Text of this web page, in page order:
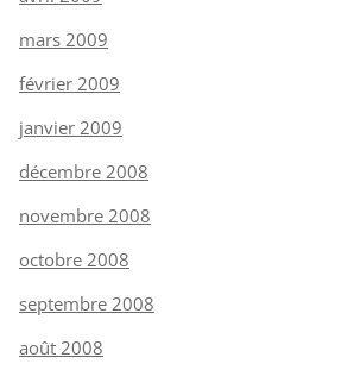
mars 2009
février 2009
janvier 2009
décembre 2008
novembre 2008
octobre 2008
septembre 2008
août 2008